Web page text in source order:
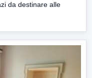
da destinare alle